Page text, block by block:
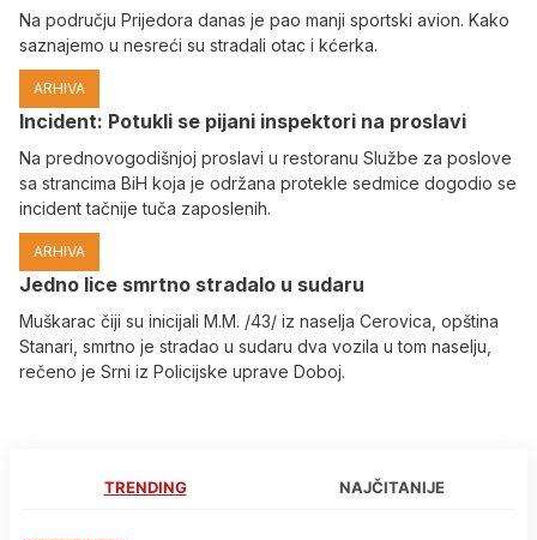
Na području Prijedora danas je pao manji sportski avion. Kako
saznajemo u nesreći su stradali otac i kćerka.
ARHIVA
Incident: Potukli se pijani inspektori na proslavi
Na prednovogodišnjoj proslavi u restoranu Službe za poslove
sa strancima BiH koja je održana protekle sedmice dogodio se
incident tačnije tuča zaposlenih.
ARHIVA
Јedno lice smrtno stradalo u sudaru
Muškarac čiji su inicijali M.M. /43/ iz naselja Cerovica, opština
Stanari, smrtno je stradao u sudaru dva vozila u tom naselju,
rečeno je Srni iz Policijske uprave Doboj.
TRENDING NAJČITANIJE